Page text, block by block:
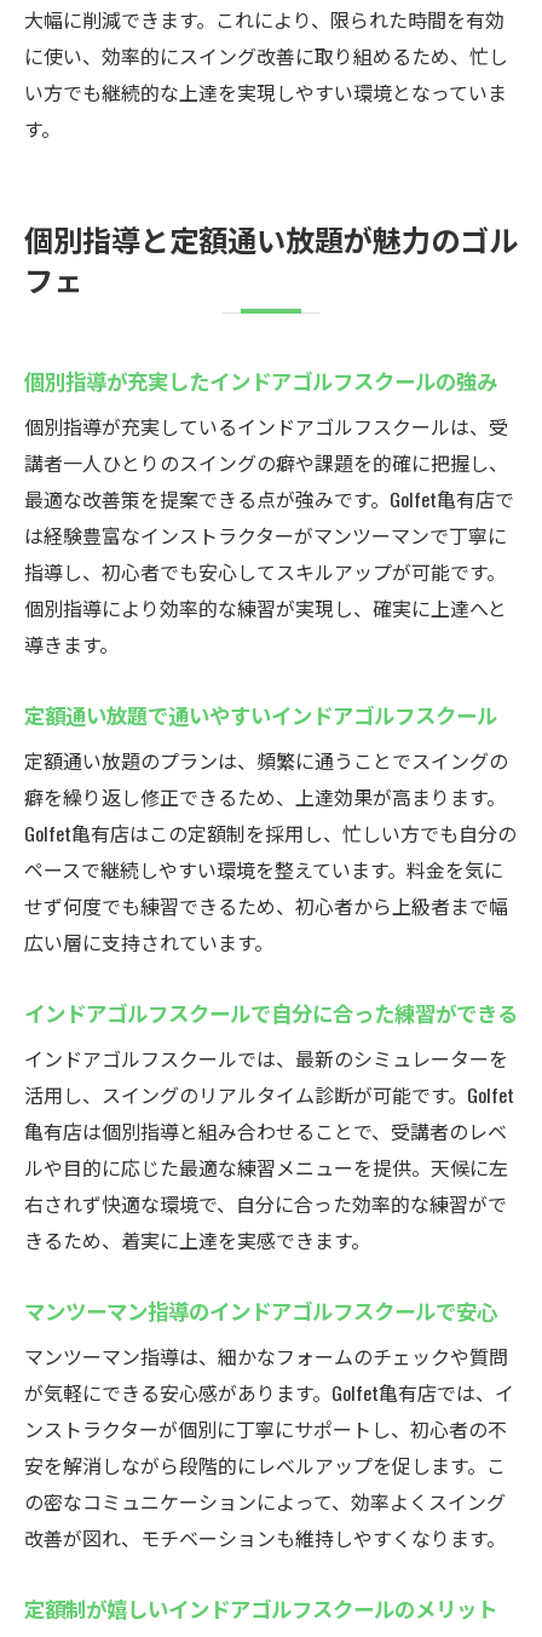
大幅に削減できます。これにより、限られた時間を有効
に使い、効率的にスイング改善に取り組めるため、忙し
い方でも継続的な上達を実現しやすい環境となっていま
す。
個別指導と定額通い放題が魅力のゴル
フェ
個別指導が充実したインドアゴルフスクールの強み
個別指導が充実しているインドアゴルフスクールは、受
講者一人ひとりのスイングの癖や課題を的確に把握し、
最適な改善策を提案できる点が強みです。Golfet亀有店で
は経験豊富なインストラクターがマンツーマンで丁寧に
指導し、初心者でも安心してスキルアップが可能です。
個別指導により効率的な練習が実現し、確実に上達へと
導きます。
定額通い放題で通いやすいインドアゴルフスクール
定額通い放題のプランは、頻繁に通うことでスイングの
癖を繰り返し修正できるため、上達効果が高まります。
Golfet亀有店はこの定額制を採用し、忙しい方でも自分の
ペースで継続しやすい環境を整えています。料金を気に
せず何度でも練習できるため、初心者から上級者まで幅
広い層に支持されています。
インドアゴルフスクールで自分に合った練習ができる
インドアゴルフスクールでは、最新のシミュレーターを
活用し、スイングのリアルタイム診断が可能です。Golfet
亀有店は個別指導と組み合わせることで、受講者のレベ
ルや目的に応じた最適な練習メニューを提供。天候に左
右されず快適な環境で、自分に合った効率的な練習がで
きるため、着実に上達を実感できます。
マンツーマン指導のインドアゴルフスクールで安心
マンツーマン指導は、細かなフォームのチェックや質問
が気軽にできる安心感があります。Golfet亀有店では、イ
ンストラクターが個別に丁寧にサポートし、初心者の不
安を解消しながら段階的にレベルアップを促します。こ
の密なコミュニケーションによって、効率よくスイング
改善が図れ、モチベーションも維持しやすくなります。
定額制が嬉しいインドアゴルフスクールのメリット